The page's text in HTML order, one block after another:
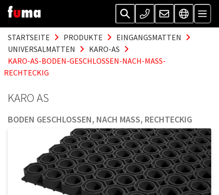
STARTSEITE PRODUKTE
EINGANGSMATTEN
UNIVERSALMATTEN
KARO-AS
KARO-AS-BODEN-GESCHLOSSEN-NACH-MASS-
RECHTECKIG
KARO AS
BODEN GESCHLOSSEN, NACH MASS, RECHTECKIG